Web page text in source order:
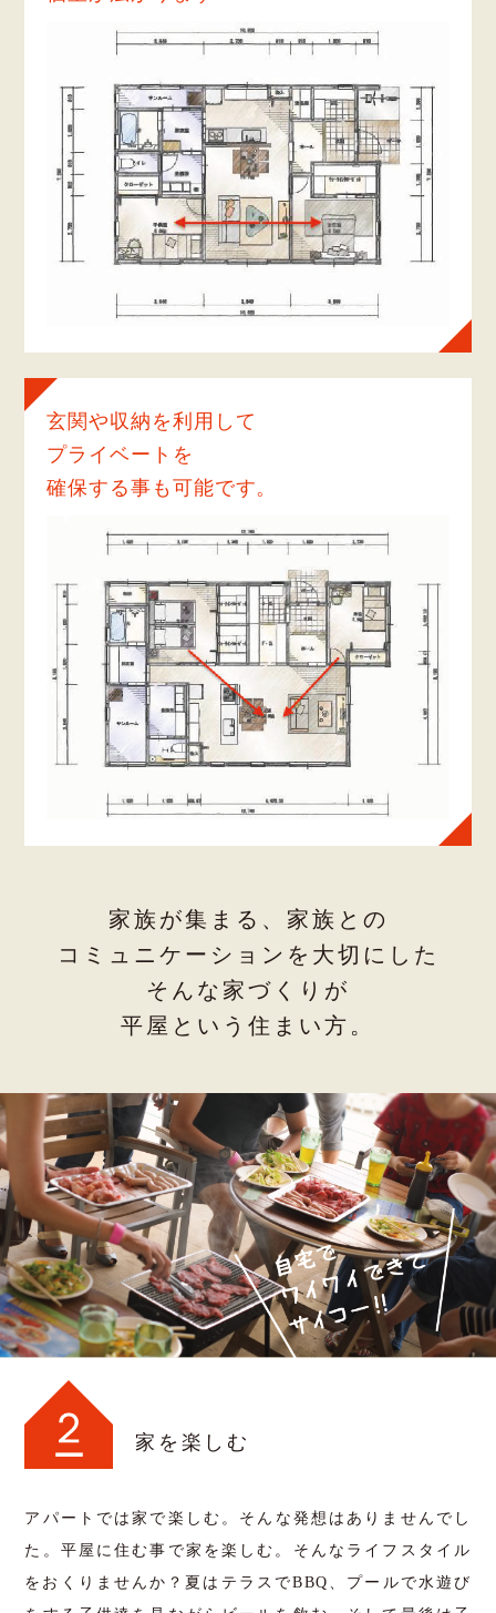
玄関や収納を利用して
プライベートを
確保する事も可能です。
家族が集まる、家族との
コミュニケーションを大切にした
そんな家づくりが
平屋という住まい方。
家を楽しむ
アパートでは家で楽しむ。そんな発想はありませんでし
た。平屋に住む事で家を楽しむ。そんなライフスタイル
をおくりませんか？夏はテラスでBBQ、プールで水遊び